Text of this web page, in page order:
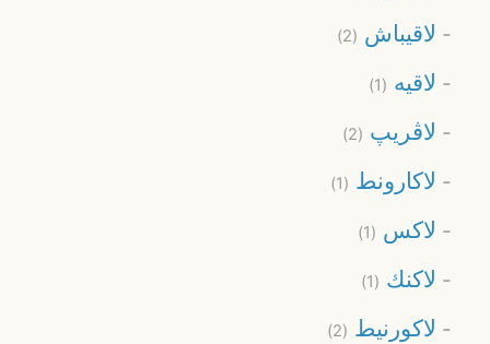
لاقيباش (2)
لاقيه (1)
لاڨريپ (2)
لاكارونط (1)
لاكس (1)
لاكنك (1)
لاكورنيط (2)